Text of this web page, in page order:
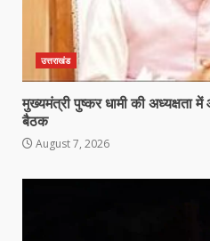
उत्तराखंड
मुख्यमंत्री पुष्कर धामी की अध्यक्षता
बैठक
August 7, 2026